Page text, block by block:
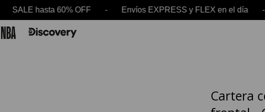
hasta 60% OFF - Envíos EXPRESS y FLEX en el día -
Cartera